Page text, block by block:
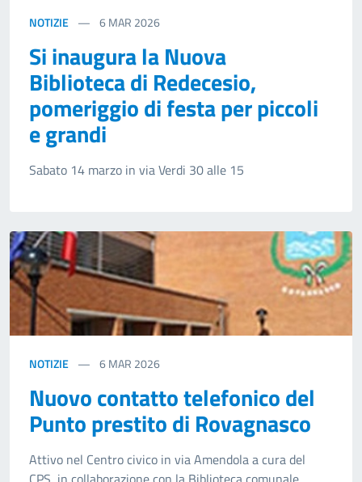
NOTIZIE 6MAR 2026
Si inaugura la Nuova
Biblioteca di Redecesio,
pomeriggio di festa per piccoli
e grandi
Sabato 14 marzo in via Verdi 30 alle 15
NOTIZIE 6MAR 2026
Nuovo contatto telefonico del
Punto prestito di Rovagnasco
Attivo nel Centro civico in via Amendola a cura del